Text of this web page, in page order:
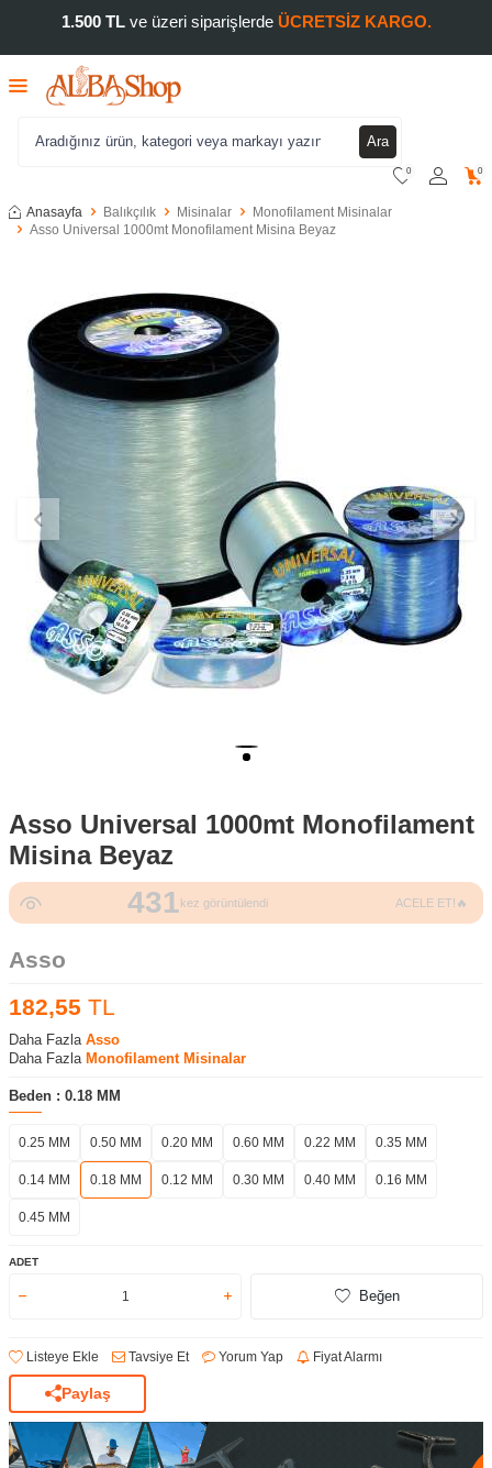
1.500 TLve üzeri siparişlerde ÜCRETSİZ KARGO.
Ara
0 0
Anasayfa Balıkçılık Misinalar
Monofilament Misinalar
Asso Universal 1000mt Monofilament Misina Beyaz
Asso Universal 1000mt Monofilament
Misina Beyaz
431kez görüntülendi
34 kez satın alındı ACELE ET!🔥
Asso
182,55 TL
Daha Fazla Asso
Daha Fazla Monofilament Misinalar
Beden : 0.18 MM
0.25 MM 0.50 MM 0.20 MM 0.60 MM 0.22 MM 0.35 MM
0.14 MM 0.18 MM 0.12 MM 0.30 MM 0.40 MM 0.16 MM
0.45 MM
ADET
Beğen
Listeye Ekle Tavsiye Et Yorum Yap Fiyat Alarmı
Paylaş